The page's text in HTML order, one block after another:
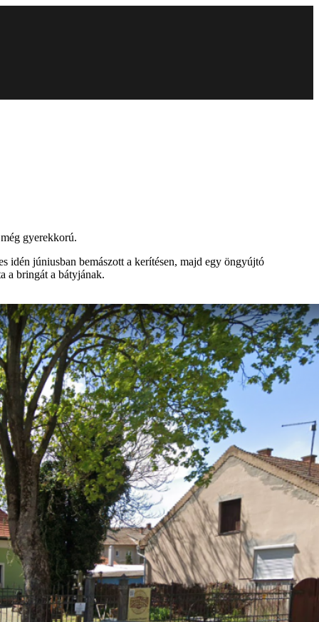
gyerekkorú.
júniusban bemászott a kerítésen, majd egy öngyújtó
a bringát a bátyjának.